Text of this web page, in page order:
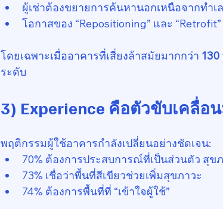
ผู้เช่าต้องขยายการค้นหานอกเหนือจากทำเ
โอกาสของ “Repositioning” และ
โดยเฉพาะเมื่ออาคารที่เสี่ยงล้าสมัยมากกว่า 130
ระดับ
3) Experience คือตัวขับเคลื่อ
พฤติกรรมผู้ใช้อาคารกำลังเปลี่ยนอย่างชัดเจน:
70% ต้องการประสบการณ์ที่เป็นส่วนตัว สุข
73% เชื่อว่าพื้นที่สีเขียวช่วยเพิ่มสุขภาวะ
74% ต้องการพื้นที่ที่ “เข้าใจผู้ใช้”